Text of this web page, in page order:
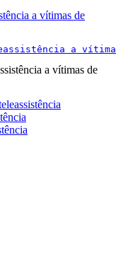
a vítimas de
a
a vítimas de